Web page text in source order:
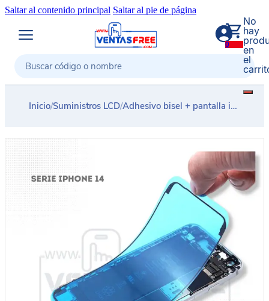
Saltar al contenido principal Saltar al pie de página
Buscar
0
No
hay
en
el
Inicio/Suministros LCD/Adhesivo bisel + pantalla iPhone Serie 14 G-OCA PRO